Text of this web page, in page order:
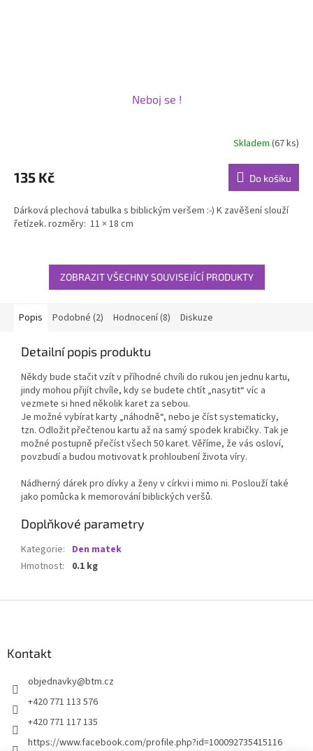
Neboj se !
produktu
je
z
5
Skladem(67 ks)
135 Kč Do košíku
Dárková plechová tabulka s biblickým veršem :-) K zavěšení slouží
řetízek. rozměry: 11 × 18 cm
ZOBRAZIT VŠECHNY SOUVISEJÍCÍ PRODUKTY
Popis Podobné (2) Hodnocení (8) Diskuze
Detailní popis produktu
Někdy bude stačit vzít v příhodné chvíli do rukou jen jednu kartu,
jindy mohou přijít chvíle, kdy se budete chtít „nasytit“ víc a
vezmete si hned několik karet za sebou.
Je možné vybírat karty „náhodně“, nebo je číst systematicky,
tzn. Odložit přečtenou kartu až na samý spodek krabičky. Tak je
možné postupně přečíst všech 50 karet. Věříme, že vás osloví,
povzbudí a budou motivovat k prohloubení života víry.
Nádherný dárek pro dívky a ženy v církvi i mimo ni. Poslouží také
jako pomůcka k memorování biblických veršů.
Doplňkové parametry
Kategorie: Den matek
Hmotnost: 0.1 kg
Kontakt
objednavky@btm.cz
+420 771 113 576
+420 771 117 135
https://www.facebook.com/profile.php?id=100092735415116